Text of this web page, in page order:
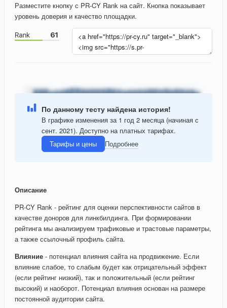
Разместите кнопку с PR-CY Rank на сайт. Кнопка показывает
уровень доверия и качество площадки.
По данному тесту найдена история!
В графике изменения за 1 год 2 месяца (начиная с
сент. 2021). Доступно на платных тарифах.
Тарифы и цены
Подробнее
Описание
PR-CY Rank - рейтинг для оценки перспективности сайтов в
качестве доноров для линкбилдинга. При формировании
рейтинга мы анализируем трафиковые и трастовые параметры,
а также ссылочный профиль сайта.
Влияние - потенциал влияния сайта на продвижение. Если
влияние слабое, то слабым будет как отрицательный эффект
(если рейтинг низкий), так и положительный (если рейтинг
высокий) и наоборот. Потенциал влияния основан на размере
постоянной аудитории сайта.